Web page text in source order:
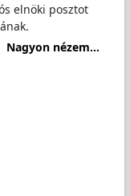
elnöki posztot
Nagyon nézem...